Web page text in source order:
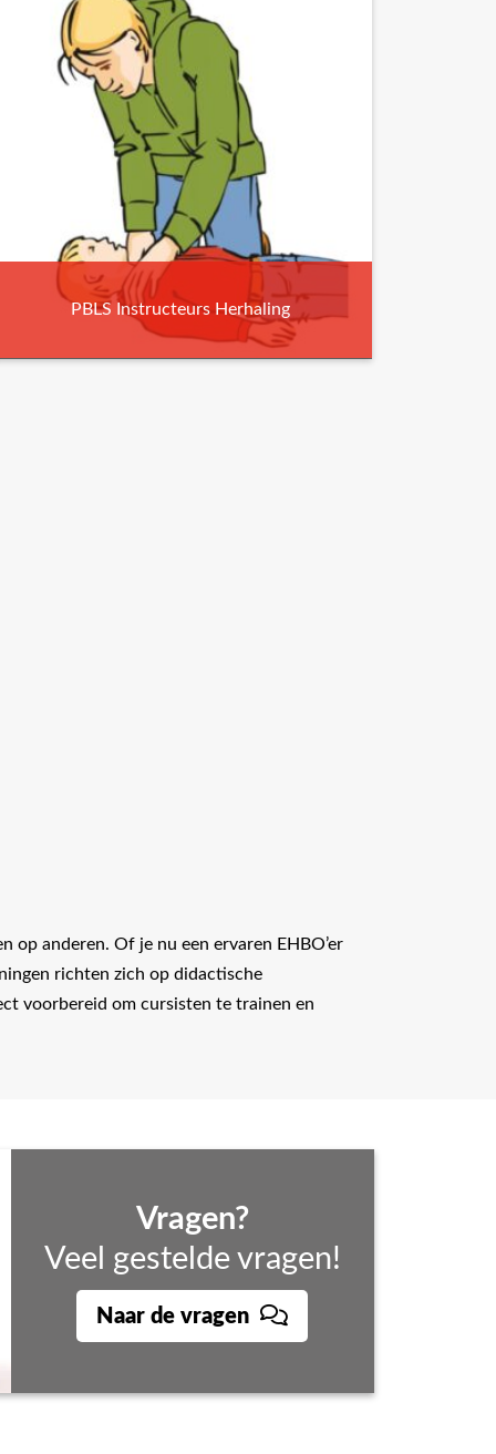
PBLS Instructeurs Herhaling
anderen. Of je nu een ervaren EHBO’er
richten zich op didactische
voorbereid om cursisten te trainen en
Vragen?
Veel gestelde vragen!
Naar de vragen